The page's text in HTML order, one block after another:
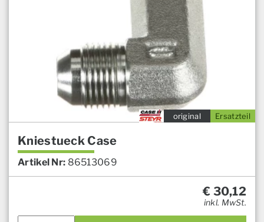
Ersatzteil
original
Kniestueck Case
Artikel Nr: 86513069
€ 30,12
inkl. MwSt.